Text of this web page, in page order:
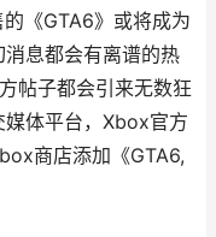
《GTA6》或将成为
息都会有离谱的热
帖子都会引来无数狂
体平台，Xbox官方
商店添加《GTA6,